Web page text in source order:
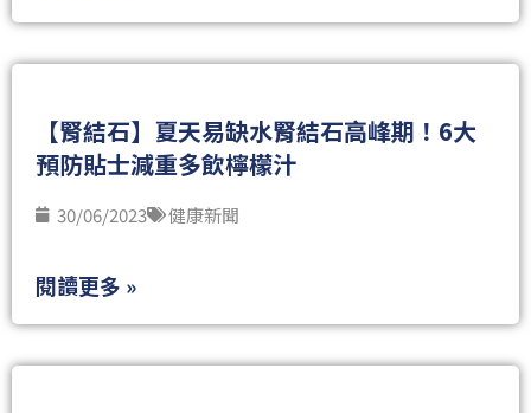
【腎結石】夏天易缺水腎結石高峰期！6大
預防貼士減重多飲檸檬汁
30/06/2023 健康新聞
閱讀更多 »